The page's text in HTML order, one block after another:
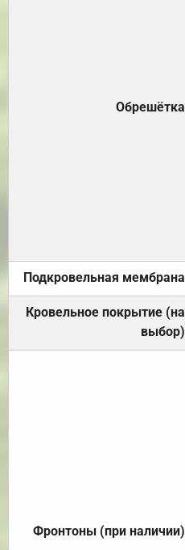
Обрешётка
Подкровельная мембрана
Кровельное покрытие (на
выбор)
Фронтоны (при наличии)